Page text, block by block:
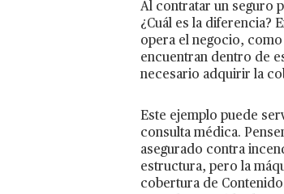
Al contratar un seguro
¿Cuál es la diferencia?
opera el negocio,
encuentran dentro de
necesario adquirir la
Este ejemplo puede
consulta médica.
asegurado contra
estructura, pero la
cobertura de